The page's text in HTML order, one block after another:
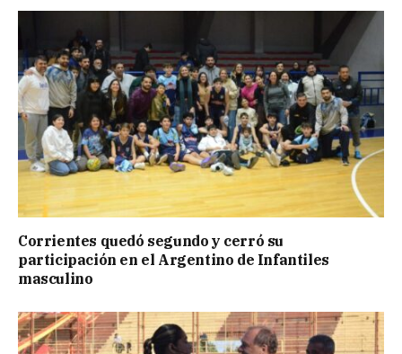
Corrientes quedó segundo y cerró su
participación en el Argentino de Infantiles
masculino